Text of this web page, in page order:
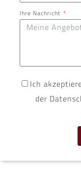
Ihre Nachricht
Ich
der